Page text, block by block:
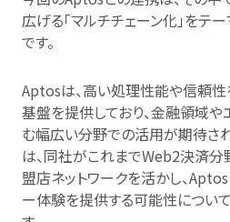
広げる「マルチチェーン化」をテ
です。
Aptosは、高い処理性能や信頼性
基盤を提供しており、金融領域
む幅広い分野での活用が期待さ
は、同社がこれまでWeb2決済分
盟店ネットワークを活かし、
ー体験を提供する可能性につい